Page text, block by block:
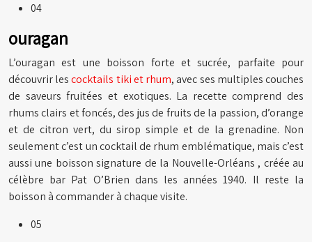
04
ouragan
L’ouragan est une boisson forte et sucrée, parfaite pour
découvrir lescocktails tiki et rhum, avec ses multiples couches
de saveurs fruitées et exotiques. La recette comprend des
rhums clairs et foncés, des jus de fruits de la passion, d’orange
et de citron vert, du sirop simple et de la grenadine. Non
seulement c’est un cocktail de rhum emblématique, mais c’est
aussi une boisson signature de la Nouvelle-Orléans , créée au
célèbre bar Pat O’Brien dans les années 1940. Il reste la
boisson à commander à chaque visite.
05